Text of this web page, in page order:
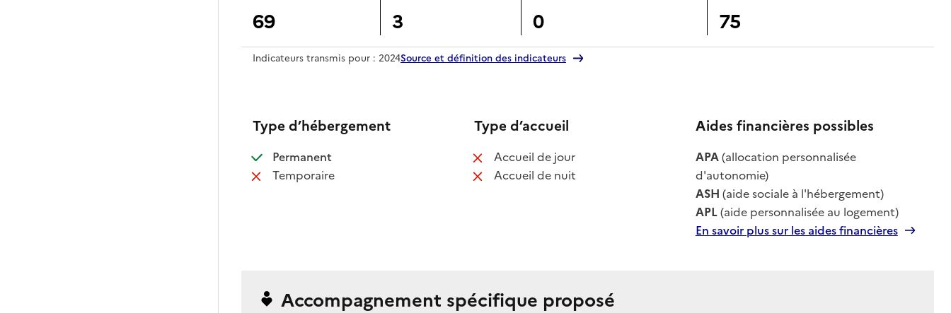
69 3 0 75
Indicateurs transmis pour : 2024Source et définition des indicateurs
Type d’hébergement
Permanent: disponible
Temporaire: non disponible
Type d’accueil
Accueil de jour: non disponible
Accueil de nuit: non disponible
Aides financières possibles
APA(allocation personnalisée
d'autonomie)
ASH (aide sociale à l'hébergement)
APL(aide personnalisée au logement)
En savoir plus sur les aides financières
Accompagnement spécifique proposé